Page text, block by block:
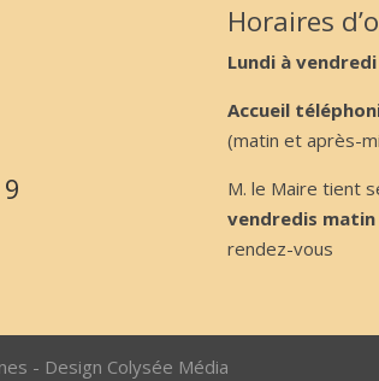
Horaires
Lundi à
Accueil
(matin et après-
M. le Maire tient
vendredis matin
rendez-vous
- Design Colysée Média